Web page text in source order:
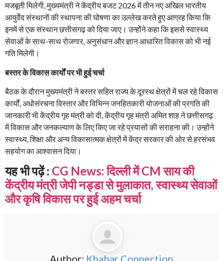
मजबूती मिलेगी, मुख्यमंत्री ने केंद्रीय बजट 2026 में तीन नए अखिल भारतीय
आयुर्वेद संस्थानों की स्थापना की घोषणा का उल्लेख करते हुए आग्रह किया कि
इनमें से एक संस्थान छत्तीसगढ़ को दिया जाए। उन्होंने कहा कि इससे स्वास्थ्य
सेवाओं के साथ-साथ रोजगार, अनुसंधान और ज्ञान आधारित विकास को भी नई
गति मिलेगी।
बस्तर के विकास कार्यों पर भी हुई चर्चा
बैठक के दौरान मुख्यमंत्री ने बस्तर सहित राज्य के दूरस्थ क्षेत्रों में चल रहे विकास
कार्यों, अधोसंरचना विस्तार और विभिन्न जनहितकारी योजनाओं की प्रगति की
जानकारी भी केंद्रीय गृह मंत्री को दी, केंद्रीय गृह मंत्री अमित शाह ने छत्तीसगढ़
में विकास और जनकल्याण के लिए किए जा रहे प्रयासों की सराहना की। उन्होंने
स्वास्थ्य, शिक्षा और अन्य विकासात्मक क्षेत्रों में केंद्र सरकार की ओर से हरसंभव
सहयोग का आश्वासन दिया।
यह भी पढ़ें : CG News: दिल्ली में CM साय की
केंद्रीय मंत्री जेपी नड्डा से मुलाकात, स्वास्थ्य सेवाओं
और कृषि विकास पर हुई अहम चर्चा